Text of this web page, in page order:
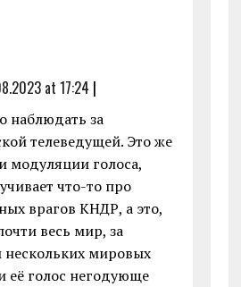
at 17:24 |
наблюдать за
телеведущей. Это же
модуляции голоса,
что-то про
врагов КНДР, а это,
весь мир, за
мировых
её голос негодующе